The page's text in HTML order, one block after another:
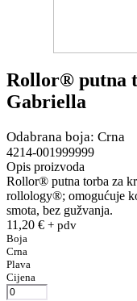
Rollor® putna
Gabriella
Odabrana boja: Crna
4214-001999999
Opis proizvoda
Rollor® putna torba za
rollology®; omogućuje
smota, bez gužvanja.
11,20 € + pdv
Boja
Crna
Plava
Cijena